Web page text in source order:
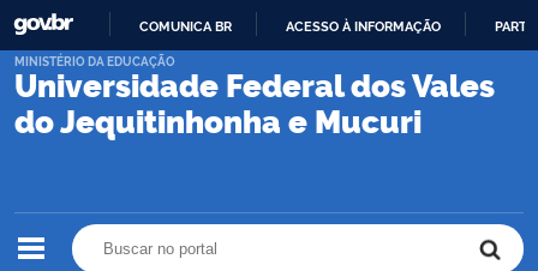
PARA
CONTEÚDO
COMUNICA BR ACESSO À INFORMAÇÃO
Universidade Federal dos Vales
do Jequitinhonha e Mucuri
MINISTÉRIO DA EDUCAÇÃO